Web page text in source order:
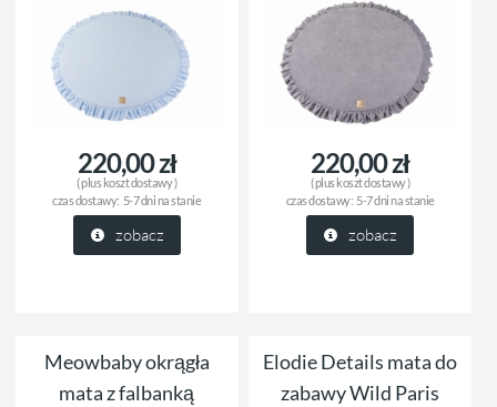
220,00 zł
( plus koszt dostawy)
czas dostawy: 5-7 dni na stanie
zobacz
220,00 zł
( plus koszt dostawy)
czas dostawy: 5-7 dni na stanie
zobacz
Meowbaby okrągła
mata z falbanką
Elodie Details mata do
zabawy Wild Paris